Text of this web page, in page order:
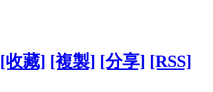
[收藏] [複製] [分享] [RSS]